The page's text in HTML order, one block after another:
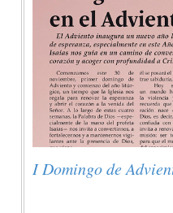
I Domingo de